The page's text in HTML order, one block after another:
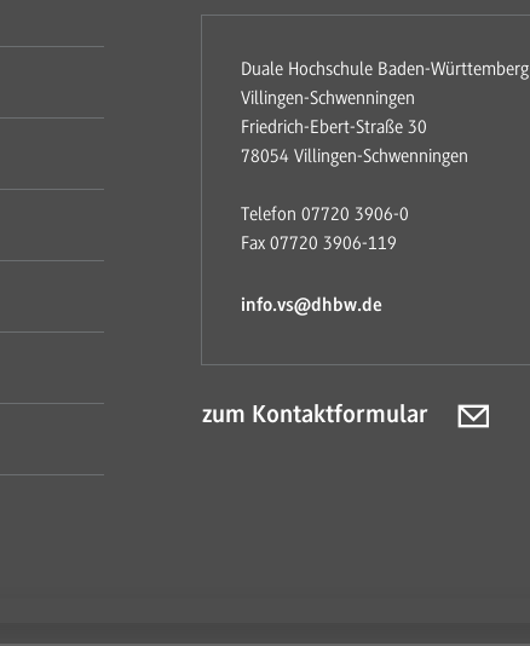
Duale Hochschule Baden-Württemberg
Villingen-Schwenningen
Friedrich-Ebert-Straße 30
78054 Villingen-Schwenningen
Telefon 07720 3906-0
Fax 07720 3906-119
info.vs@dhbw.de
zum Kontaktformular